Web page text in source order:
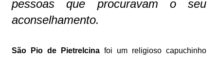
pessoas que procuravam o seu
aconselhamento.
São Pio de Pietrelcina foi um religioso capuchinho